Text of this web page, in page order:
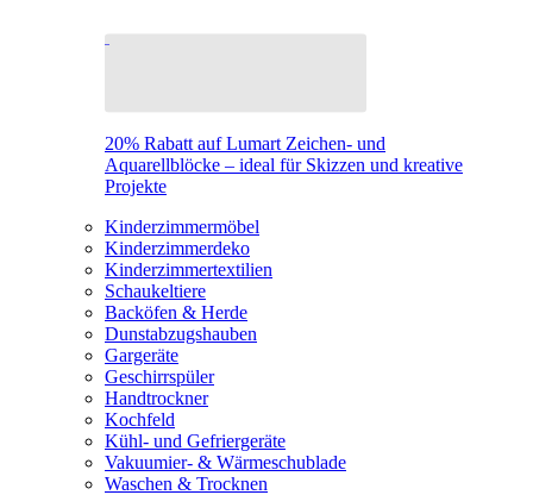
20% Rabatt auf Lumart Zeichen- und
Aquarellblöcke – ideal für Skizzen und kreative
Projekte
Kinderzimmermöbel
Kinderzimmerdeko
Kinderzimmertextilien
Schaukeltiere
Backöfen & Herde
Dunstabzugshauben
Gargeräte
Geschirrspüler
Handtrockner
Kochfeld
Kühl- und Gefriergeräte
Vakuumier- & Wärmeschublade
Waschen & Trocknen